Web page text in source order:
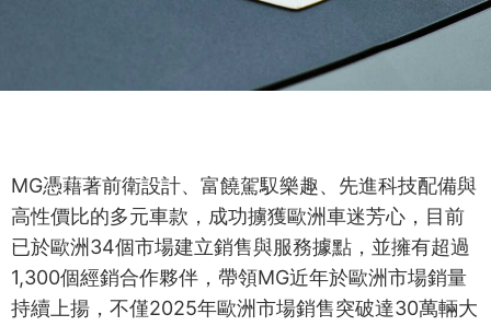
MG憑藉著前衛設計、富饒駕馭樂趣、先進科技配備與
高性價比的多元車款，成功擄獲歐洲車迷芳心，目前
已於歐洲34個市場建立銷售與服務據點，並擁有超過
1,300個經銷合作夥伴，帶領MG近年於歐洲市場銷量
持續上揚，不僅2025年歐洲市場銷售突破達30萬輛大